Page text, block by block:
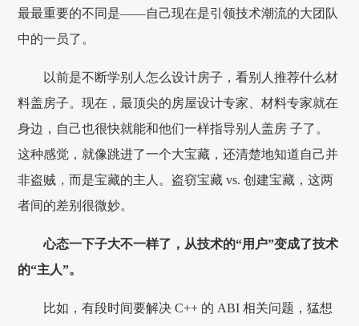
最最重要的不同是——自己现在是引领技术潮流的大团队
中的一员了。
以前是不断学别人怎么设计房子，看别人推荐什么材
料盖房子。现在，最顶尖的房屋设计专家、材料专家就在
身边，自己也很快就能和他们一样指导别人盖房 子了。
这种感觉，就像跳进了一个大宝藏，还清楚地知道自己并
非盗贼，而是宝藏的主人。盗窃宝藏 vs. 创建宝藏，这两
者间的差别很微妙。
心态一下子大不一样了，从技术的“用户”变成了技术
的“主人”。
比如，有段时间要解决 C++ 的 ABI 相关问题，猛想